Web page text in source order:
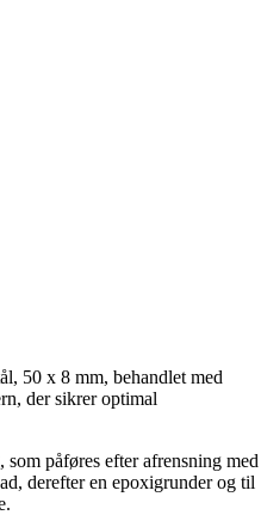
50 x 8 mm, behandlet med
der sikrer optimal
påføres efter afrensning med
derefter en epoxigrunder og til